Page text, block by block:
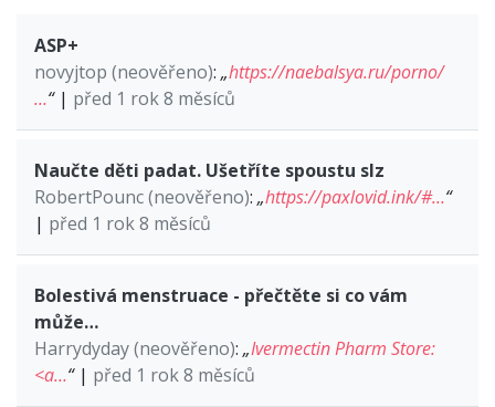
ASP+
novyjtop (neověřeno): „https://naebalsya.ru/porno/
…“| před 1 rok 8 měsíců
Naučte děti padat. Ušetříte spoustu slz
RobertPounc (neověřeno): „https://paxlovid.ink/#…“
| před 1 rok 8 měsíců
Bolestivá menstruace - přečtěte si co vám
může…
Harrydyday (neověřeno): „Ivermectin Pharm Store:
<a…“| před 1 rok 8 měsíců